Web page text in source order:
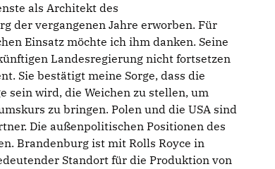
als Architekt des
der vergangenen Jahre erworben. Für
Einsatz möchte ich ihm danken. Seine
Landesregierung nicht fortsetzen
Sie bestätigt meine Sorge, dass die
sein wird, die Weichen zu stellen, um
zu bringen. Polen und die USA sind
Die außenpolitischen Positionen des
Brandenburg ist mit Rolls Royce in
Standort für die Produktion von